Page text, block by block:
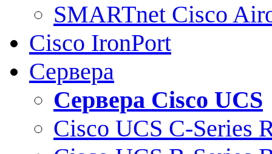
SMARTnet Cisco
Cisco IronPort
Сервера
Сервера Cisco UCS
Cisco UCS C-Series